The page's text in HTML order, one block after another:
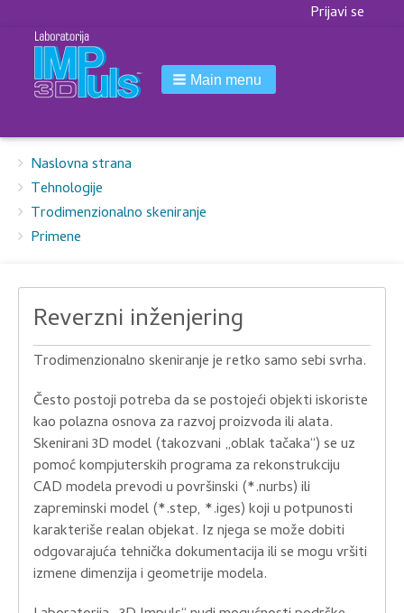
Korisnički
Prijavi se
Main menu
Breadcrumbs
You
are
here:
Naslovna strana
Tehnologije
Trodimenzionalno skeniranje
Primene
Reverzni inženjering
Trodimenzionalno skeniranje je retko samo sebi svrha.
Često postoji potreba da se postojeći objekti iskoriste
kao polazna osnova za razvoj proizvoda ili alata.
Skenirani 3D model (takozvani „oblak tačaka“) se uz
pomoć kompjuterskih programa za rekonstrukciju
CAD modela prevodi u površinski (*.nurbs) ili
zapreminski model (*.step, *.iges) koji u potpunosti
karakteriše realan objekat. Iz njega se može dobiti
odgovarajuća tehnička dokumentacija ili se mogu vršiti
izmene dimenzija i geometrije modela.